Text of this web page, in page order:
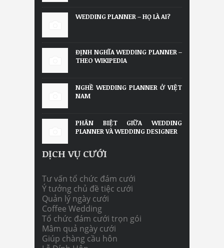
WEDDING PLANNER – HỌ LÀ AI?
ĐỊNH NGHĨA WEDDING PLANNER –
THEO WIKIPEDIA
NGHỀ WEDDING PLANNER Ở VIỆT
NAM
PHÂN BIỆT GIỮA WEDDING
PLANNER VÀ WEDDING DESIGNER
DỊCH VỤ CƯỚI
Tư vấn tổ chức đám cưới
Ý tưởng chủ đề tiệc cưới
Quản lý ngày cưới
Coffee Wedding
Tổ chức đám cưới trọn gói
Mâm quả ngày cưới
Giúp chàng cầu hôn